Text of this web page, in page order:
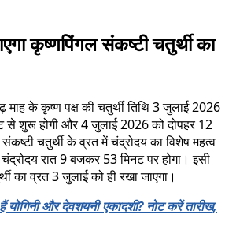
कृष्णपिंगल संकष्टी चतुर्थी का
के कृष्ण पक्ष की चतुर्थी तिथि 3 जुलाई 2026
शुरू होगी और 4 जुलाई 2026 को दोपहर 12
चतुर्थी के व्रत में चंद्रोदय का विशेष महत्व
रात 9 बजकर 53 मिनट पर होगा। इसी
का व्रत 3 जुलाई को ही रखा जाएगा।
और देवशयनी एकादशी? नोट करें तारीख,